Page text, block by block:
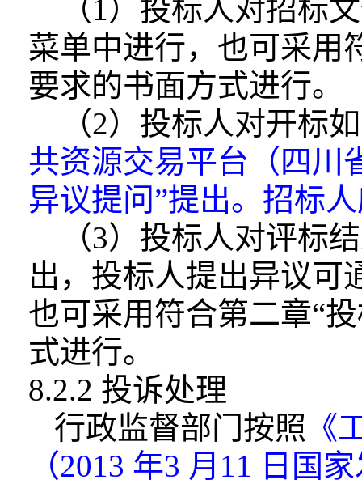
（1）投标人对招标
菜单中进行， 也可采用
要求的书面方式进行。
（2）投标人对开标
共资源交易平台 （四
异议提问”提出。招标
（3）投标人对评标
出，投标人提出异议可
也可采用符合第二章“
式进行。
8.2.2 投诉处理
行政监督部门按照 《
（2013 年3 月 11 日国